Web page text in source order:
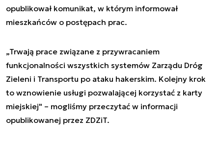
opublikował komunikat, w którym informował
mieszkańców o postępach prac.
„Trwają prace związane z przywracaniem
funkcjonalności wszystkich systemów Zarządu Dróg
Zieleni i Transportu po ataku hakerskim. Kolejny krok
to wznowienie usługi pozwalającej korzystać z karty
miejskiej" – mogliśmy przeczytać w informacji
opublikowanej przez ZDZiT.